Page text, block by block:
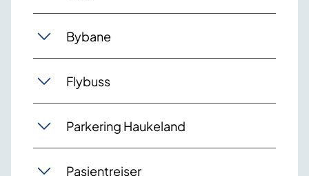
Bybane
Flybuss
Parkering Haukeland
Pasientreiser